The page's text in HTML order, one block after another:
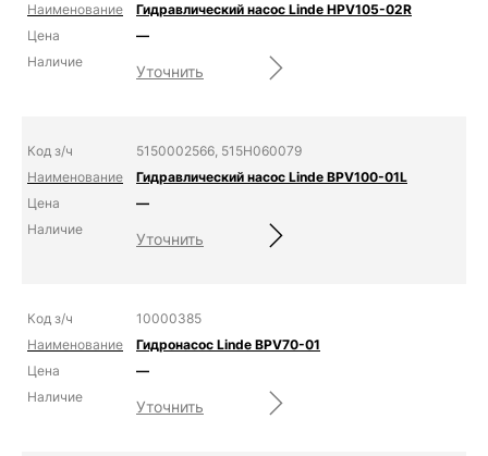
Гидравлический насос Linde HPV105-02R
—
Уточнить
5150002566, 515H060079
Гидравлический насос Linde BPV100-01L
—
Уточнить
10000385
Гидронасос Linde BPV70-01
—
Уточнить